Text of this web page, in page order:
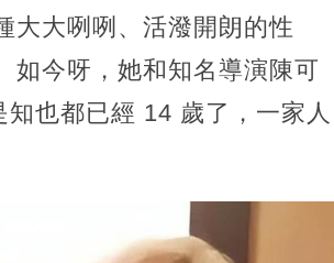
大大咧咧、活潑開朗的性
如今呀，她和知名導演陳可
也都已經 14 歲了，一家人